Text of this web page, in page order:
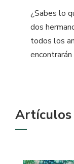
¿Sabes lo
dos
todos los
encontrarán
Artículos